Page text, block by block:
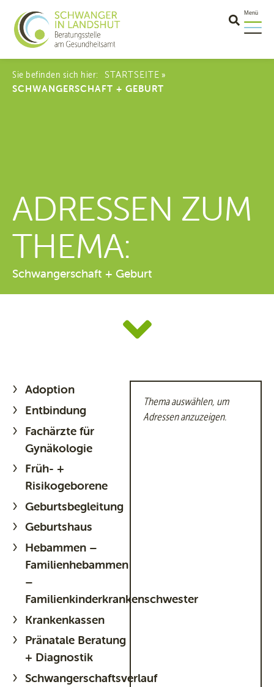
Menü
Sie befinden sich hier: STARTSEITE »
SCHWANGERSCHAFT + GEBURT
ADRESSEN ZUM
THEMA:
Schwangerschaft + Geburt
Adoption
Entbindung
Fachärzte für
Gynäkologie
Früh- +
Risikogeborene
Geburtsbegleitung
Geburtshaus
Hebammen –
Familienhebammen
–
Familienkinderkrankenschwester
Krankenkassen
Pränatale Beratung
+ Diagnostik
Schwangerschaftsverlauf
Thema auswählen, um
Adressen anzuzeigen.